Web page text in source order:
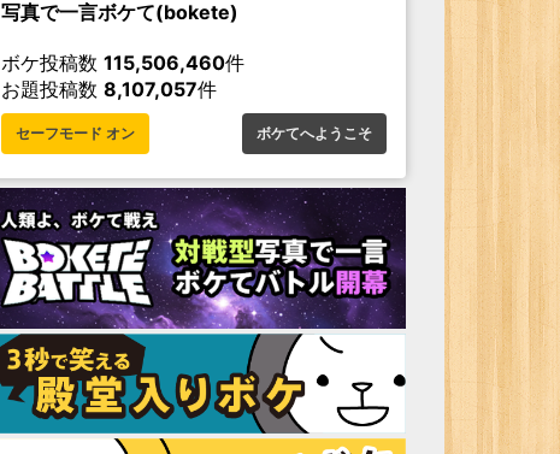
写真で一言ボケて(bokete)
ボケ投稿数 115,506,460件
お題投稿数 8,107,057件
セーフモード オン ボケてへようこそ